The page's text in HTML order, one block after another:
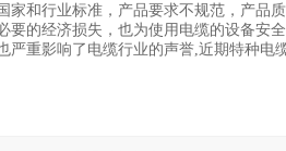
家和行业标准，产品要求不规范，产品
要的经济损失，也为使用电缆的设备安
重影响了电缆行业的声誉,近期特种电